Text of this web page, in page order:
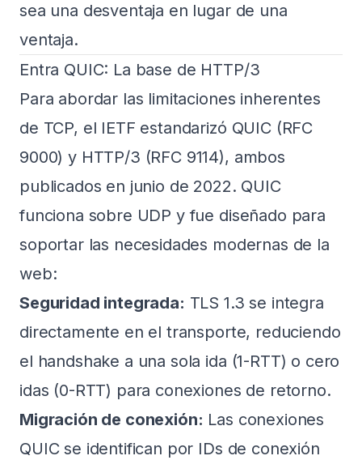
sea una desventaja en lugar de una
ventaja.
Entra QUIC: La base de HTTP/3
Para abordar las limitaciones inherentes
de TCP, el IETF estandarizó QUIC (RFC
9000) y HTTP/3 (RFC 9114), ambos
publicados en junio de 2022. QUIC
funciona sobre UDP y fue diseñado para
soportar las necesidades modernas de la
web:
Seguridad integrada: TLS 1.3 se integra
directamente en el transporte, reduciendo
el handshake a una sola ida (1-RTT) o cero
idas (0-RTT) para conexiones de retorno.
Migración de conexión: Las conexiones
QUIC se identifican por IDs de conexión